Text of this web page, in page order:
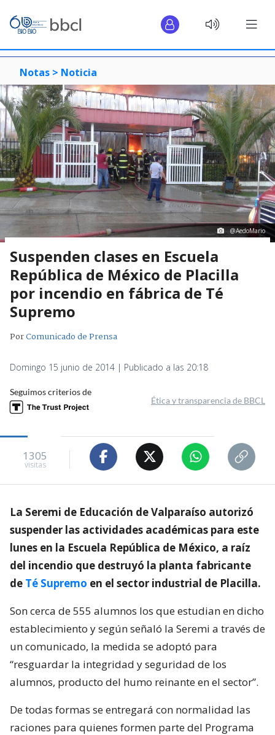
Notas > Noticia
@AedoMario
Suspenden clases en Escuela
República de México de Placilla
por incendio en fábrica de Té
Supremo
PorComunicado de Prensa
Domingo 15 junio de 2014 | Publicado a las 20:18
Seguimos criterios de
Ética y transparencia de BBCL
1305
visitas
La Seremi de Educación de Valparaíso autorizó
suspender las actividades académicas para este
lunes en la Escuela República de México, a raíz
del incendio que destruyó la planta fabricante
de Té Supremo en el sector industrial de Placilla.
Son cerca de 555 alumnos los que estudian en dicho
establecimiento y según señaló la Seremi a través de
un comunicado, la medida se adoptó para
“resguardar la integridad y seguridad de los
alumnos, producto del humo reinante en el sector”.
De todas formas se entregará con normalidad las
raciones para quienes formen parte del Programa